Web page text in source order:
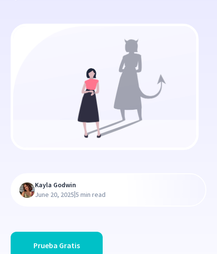
Prueba Gratis
Kayla Godwin
June 20, 2025|5 min read